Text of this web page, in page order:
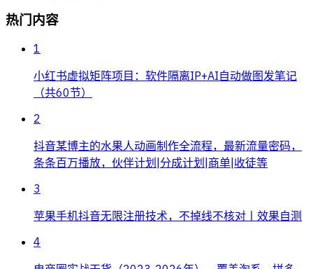
热门内容
1
小红书虚拟矩阵项目：软件隔离IP+AI自动做图发笔记
（共60节）
2
抖音某博主的水果人动画制作全流程，最新流量密码，
条条百万播放，伙伴计划|分成计划|商单|收徒等
3
苹果手机抖音无限注册技术，不掉线不核对丨效果自测
4